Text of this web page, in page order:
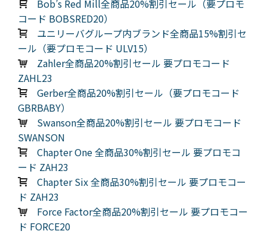
Bob’s Red Mill全商品20%割引セール（要プロモ
コード BOBSRED20）
ユニリーバグループ内ブランド全商品15%割引セ
ール（要プロモコード ULV15）
Zahler全商品20%割引セール 要プロモコード
ZAHL23
Gerber全商品20%割引セール（要プロモコード
GBRBABY）
Swanson全商品20%割引セール 要プロモコード
SWANSON
Chapter One 全商品30%割引セール 要プロモコ
ード ZAH23
Chapter Six 全商品30%割引セール 要プロモコー
ド ZAH23
Force Factor全商品20%割引セール 要プロモコー
ド FORCE20